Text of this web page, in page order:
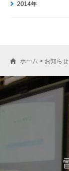
2014年
ホーム > お知らせ